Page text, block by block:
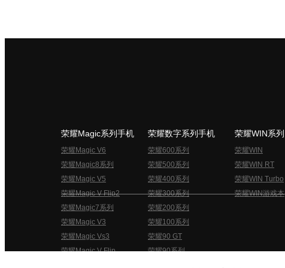
荣耀Magic系列手机
荣耀Magic V6
荣耀Magic8系列
荣耀Magic V5
荣耀Magic V Flip2
荣耀Magic7系列
荣耀Magic V3
荣耀Magic Vs3
荣耀Magic V Flip
荣耀数字系列手机
荣耀600系列
荣耀500系列
荣耀400系列
荣耀300系列
荣耀200系列
荣耀100系列
荣耀90 GT
荣耀90系列
荣耀WIN系列
荣耀WIN
荣耀WIN RT
荣耀WIN Turbo
荣耀WIN游戏本